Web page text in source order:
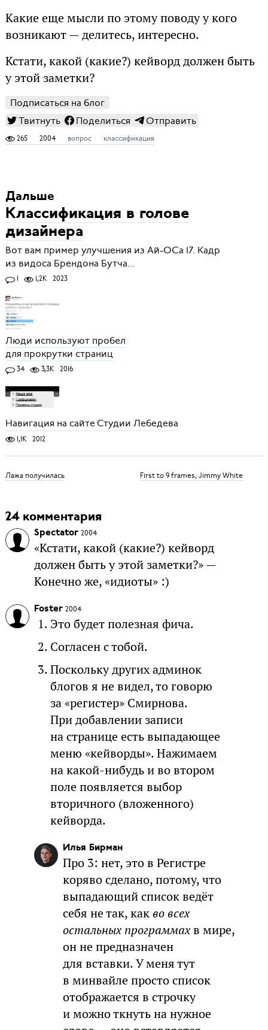
Какие еще мысли по этому поводу у кого
возникают — делитесь, интересно.
Кстати, какой (какие?) кейворд должен быть
у этой заметки?
Подписаться на блог
Твитнуть
Поделиться Отправить
265 2004 вопрос классификация
Дальше
Классификация в голове
дизайнера
Вот вам пример улучшения из Ай-ОСа 17. Кадр
из видоса Брендона Бутча...
1 1,2K 2023
Люди используют пробел
для прокрутки страниц
34 3,3K 2016
Навигация на сайте Студии Лебедева
1,1K 2012
Лажа получилась First to 9 frames, Jimmy White
24 комментария
Spectator 2004
«Кстати, какой (какие?) кейворд
должен быть у этой заметки?» —
Конечно же, «идиоты» :)
Foster 2004
Это будет полезная фича.
Согласен с тобой.
Поскольку других админок
блогов я не видел, то говорю
за «регистер» Смирнова.
При добавлении записи
на странице есть выпадающее
меню «кейворды». Нажимаем
на какой-нибудь и во втором
поле появляется выбор
вторичного (вложенного)
кейворда.
Илья Бирман
Про 3: нет, это в Региcтре
коряво сделано, потому, что
выпадающий список ведёт
себя не так, какво всех
остальных программахв мире,
он не предназначен
для вставки. У меня тут
в минвайле просто список
отображается в строчку
и можно ткнуть на нужное